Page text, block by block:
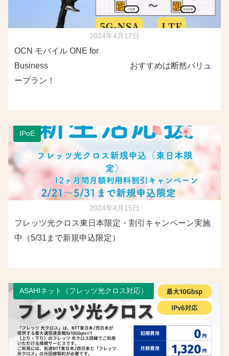
2024年4月17日
OCN モバイル ONE for
Business おすすめは断然バリュ
ープラン！
IPoE
2024年4月15日
フレッツ光クロス東日本限定・割引キャンペーン実施
中（5/31まで新規申込限定）
ASAHIネット（フレッツ光クロス対応）